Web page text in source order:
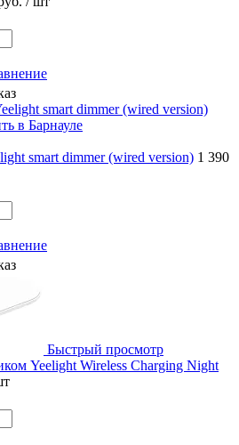
smart dimmer (wired version) 1 390
Быстрый просмотр
Yeelight Wireless Charging Night